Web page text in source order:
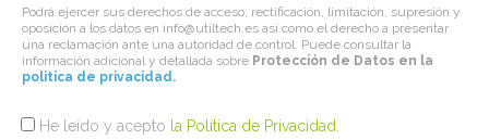
Podrá ejercer sus derechos de acceso, rectificación, limitación, supresión y
oposición a los datos en info@utiltech.es así como el derecho a presentar
una reclamación ante una autoridad de control. Puede consultar la
información adicional y detallada sobre Protección de Datos en la
politica de privacidad.
He leído y acepto la Política de Privacidad.